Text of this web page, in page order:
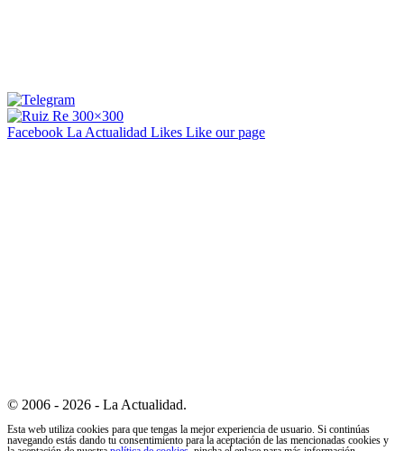
Facebook La Actualidad Likes Like our page
© 2006 - 2026 - La Actualidad.
Esta web utiliza cookies para que tengas la mejor experiencia de usuario. Si continúas
navegando estás dando tu consentimiento para la aceptación de las mencionadas cookies y